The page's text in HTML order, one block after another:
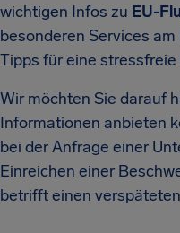
wichtigen Infos zu EU-
besonderen Services
Tipps für eine stressfreie
Wir möchten Sie darauf
Informationen anbieten
bei der Anfrage einer
Einreichen einer
betrifft einen